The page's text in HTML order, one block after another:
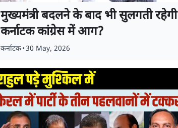
मुख्यमंत्री बदलने के बाद भी सुलगती रहेगी
कर्नाटक कांग्रेस में आग?
कर्नाटक•30 May, 2026